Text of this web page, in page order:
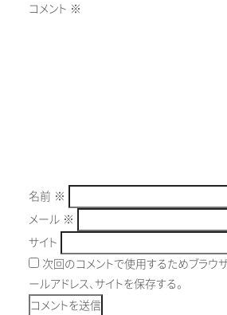
コメント ※
名前 ※
メール ※
サイト
次回のコメントで使用するためブラウ
ールアドレス、サイトを保存する。